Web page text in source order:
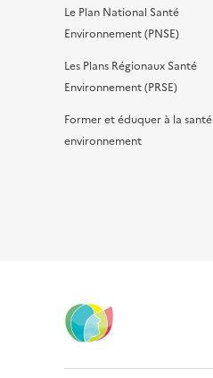
Le Plan National Santé
Environnement (PNSE)
Les Plans Régionaux Santé
Environnement (PRSE)
Former et éduquer à la santé
environnement